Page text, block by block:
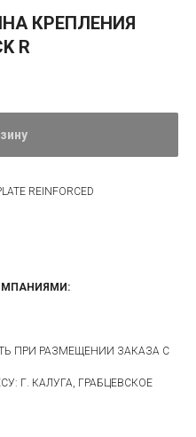
КРЕПЛЕНИЯ
R
REINFORCED
ПРИ РАЗМЕЩЕНИИ ЗАКАЗА С
Г. КАЛУГА, ГРАБЦЕВСКОЕ